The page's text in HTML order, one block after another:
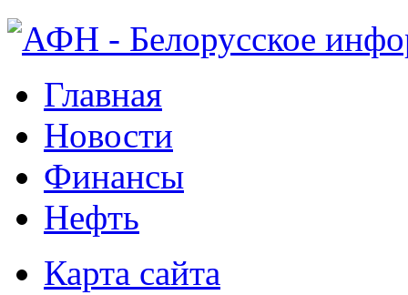
Главная
Новости
Финансы
Нефть
Карта сайта